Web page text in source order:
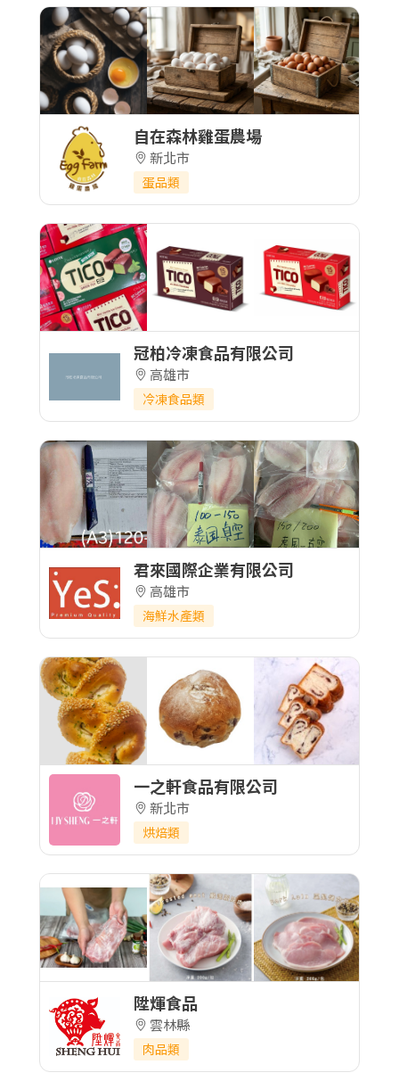
自在森林雞蛋農場
新北市
蛋品類
冠柏冷凍食品有限公司
高雄市
冷凍食品類
君來國際企業有限公司
高雄市
海鮮水產類
一之軒食品有限公司
新北市
烘焙類
陞煇食品
雲林縣
肉品類